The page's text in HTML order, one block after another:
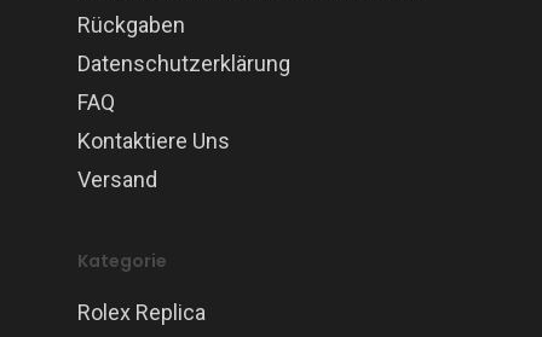
Rückgaben
Datenschutzerklärung
FAQ
Kontaktiere Uns
Versand
Kategorie
Rolex Replica